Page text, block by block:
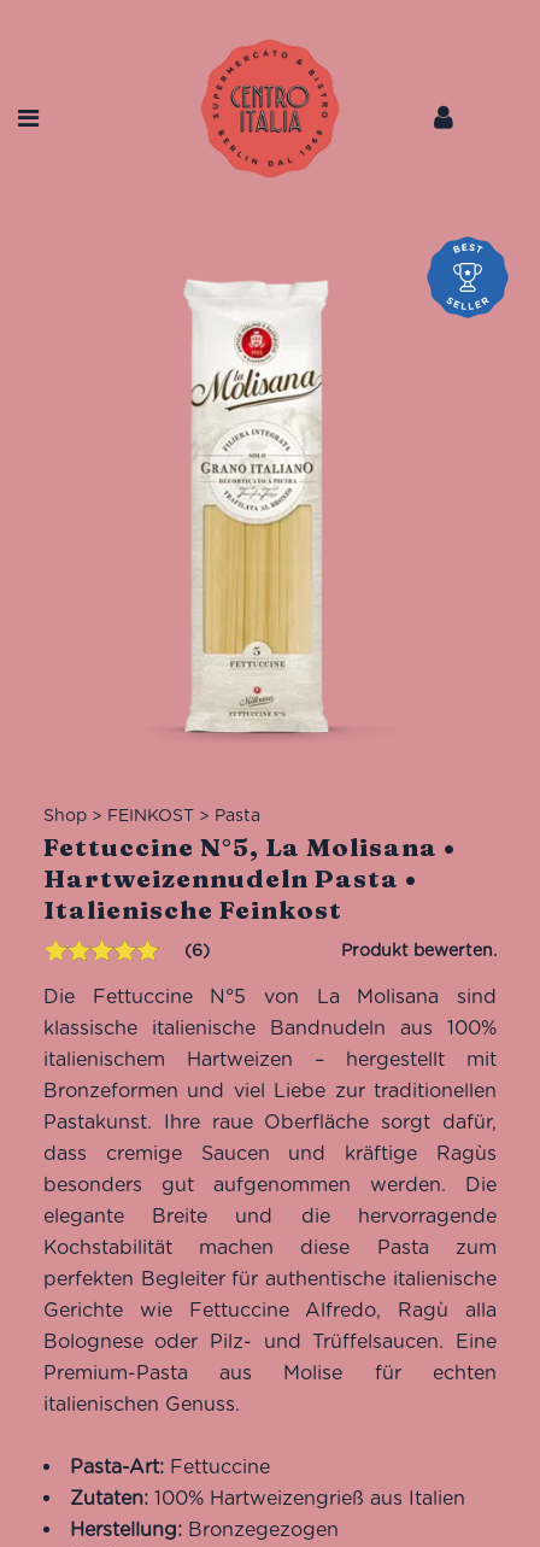
Shop> FEINKOST> Pasta
Fettuccine N°5, La Molisana •
Hartweizennudeln Pasta •
Italienische Feinkost
4.83
von 5,
basierend
auf
Kundenbewertungen
6
Die Fettuccine N°5 von La Molisana sind
klassische italienische Bandnudeln aus 100%
italienischem Hartweizen – hergestellt mit
Bronzeformen und viel Liebe zur traditionellen
Pastakunst. Ihre raue Oberfläche sorgt dafür,
dass cremige Saucen und kräftige Ragùs
besonders gut aufgenommen werden. Die
elegante Breite und die hervorragende
Kochstabilität machen diese Pasta zum
perfekten Begleiter für authentische italienische
Gerichte wie Fettuccine Alfredo, Ragù alla
Bolognese oder Pilz- und Trüffelsaucen. Eine
Premium-Pasta aus Molise für echten
italienischen Genuss.
Pasta-Art:Fettuccine
Zutaten:100% Hartweizengrieß aus Italien
Herstellung:Bronzegezogen